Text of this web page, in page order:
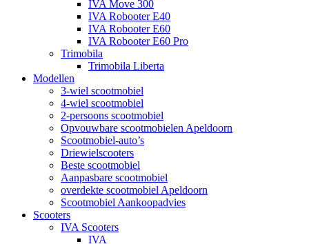
IVA Move 300
IVA Robooter E40
IVA Robooter E60
IVA Robooter E60 Pro
Trimobila
Trimobila Liberta
Modellen
3-wiel scootmobiel
4-wiel scootmobiel
2-persoons scootmobiel
Opvouwbare scootmobielen Apeldoorn
Scootmobiel-auto’s
Driewielscooters
Beste scootmobiel
Aanpasbare scootmobiel
overdekte scootmobiel Apeldoorn
Scootmobiel Aankoopadvies
Scooters
IVA Scooters
IVA